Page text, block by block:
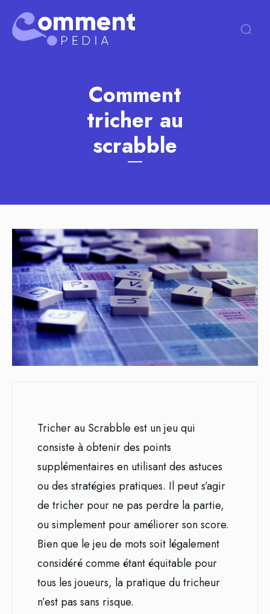
Comment
tricher au
scrabble
Tricher au Scrabble est un jeu qui
consiste à obtenir des points
supplémentaires en utilisant des astuces
ou des stratégies pratiques. Il peut s’agir
de tricher pour ne pas perdre la partie,
ou simplement pour améliorer son score.
Bien que le jeu de mots soit légalement
considéré comme étant équitable pour
tous les joueurs, la pratique du tricheur
n’est pas sans risque.